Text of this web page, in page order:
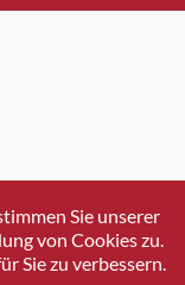
Sie unserer
von Cookies zu.
Sie zu verbessern.